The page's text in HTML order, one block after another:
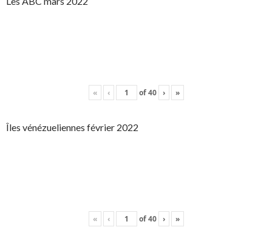
« ‹ of40 › »
Îles vénézueliennes février 2022
« ‹ of40 › »